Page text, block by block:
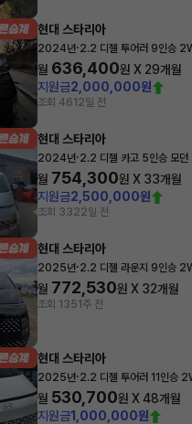
현대 스타리아
2024년·2.2 디젤 투어러 9인승
월 636,400원 X 29개월
지원금2,000,000원
조회 461 2일 전
현대 스타리아
2024년·2.2 디젤 카고 5인승 모던
월 754,300원 X 33개월
지원금2,500,000원
조회 3322일 전
현대 스타리아
2025년·2.2 디젤 라운지 9인승
월 772,530원 X 32개월
조회 1351주 전
현대 스타리아
2025년·2.2 디젤 투어러 11인승
월 530,700원 X48개월
지원금1,000,000원